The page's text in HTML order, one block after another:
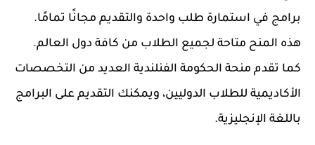
برامج في استمارة طلب واحدة والتقديم مجانًا تمامًا.
هذه المنح متاحة لجميع الطلاب من كافة دول العالم.
كما تقدم منحة الحكومة الفنلندية العديد من التخصصات
الأكاديمية للطلاب الدوليين، ويمكنك التقديم على البرامج
باللغة الإنجليزية.